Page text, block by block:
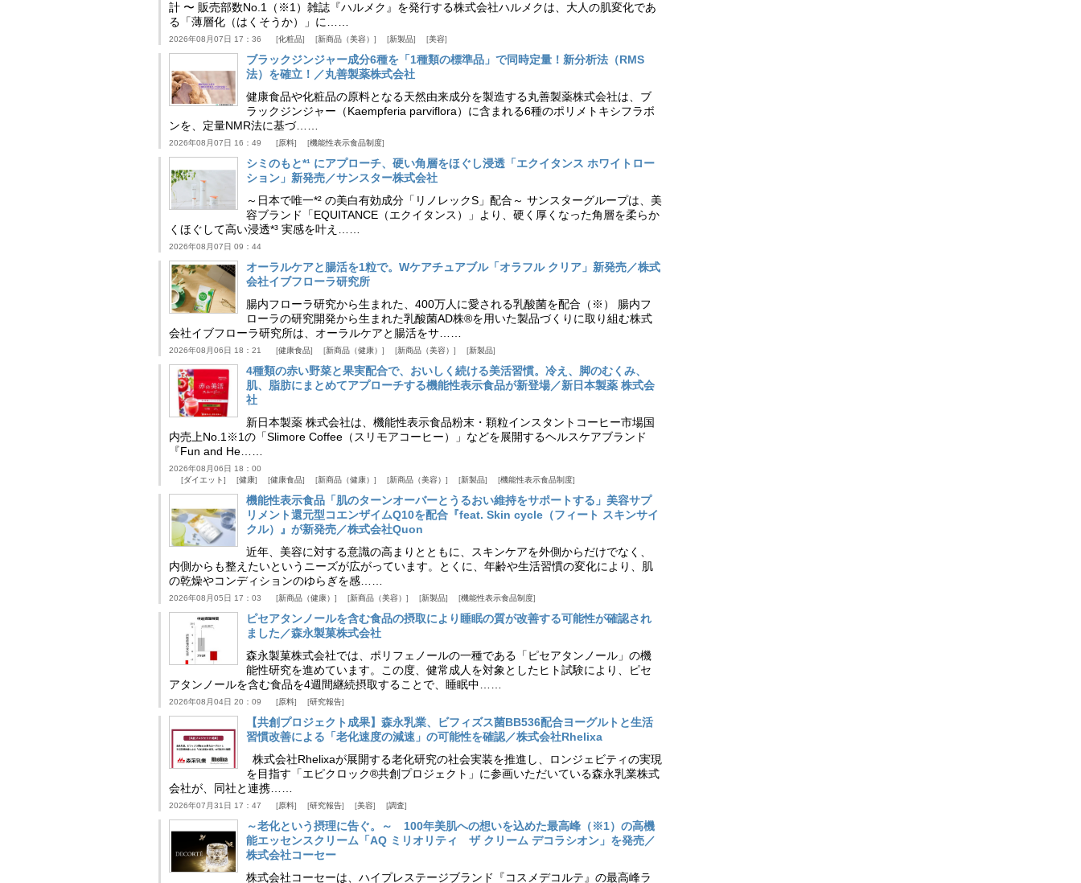
計 〜 販売部数No.1（※1）雑誌『ハルメク』を発行する株式会社ハルメクは、大人の肌変化であ
る「薄層化（はくそうか）」に……
2026年08月07日 17：36 化粧品 新商品（美容） 新製品 美容
ブラックジンジャー成分6種を「1種類の標準品」で同時定量！新分析法（RMS
法）を確立！／丸善製薬株式会社
健康食品や化粧品の原料となる天然由来成分を製造する丸善製薬株式会社は、ブ
ラックジンジャー（Kaempferia parviflora）に含まれる6種のポリメトキシフラボ
ンを、定量NMR法に基づ……
2026年08月07日 16：49 原料 機能性表示食品制度
シミのもと*¹ にアプローチ、硬い角層をほぐし浸透「エクイタンス ホワイトロー
ション」新発売／サンスター株式会社
～日本で唯一*² の美白有効成分「リノレックS」配合～ サンスターグループは、美
容ブランド「EQUITANCE（エクイタンス）」より、硬く厚くなった角層を柔らか
くほぐして高い浸透*³ 実感を叶え……
2026年08月07日 09：44
オーラルケアと腸活を1粒で。Wケアチュアブル「オラフル クリア」新発売／株式
会社イブフローラ研究所
腸内フローラ研究から生まれた、400万人に愛される乳酸菌を配合（※） 腸内フ
ローラの研究開発から生まれた乳酸菌AD株®を用いた製品づくりに取り組む株式
会社イブフローラ研究所は、オーラルケアと腸活をサ……
2026年08月06日 18：21 健康食品 新商品（健康） 新商品（美容） 新製品
4種類の赤い野菜と果実配合で、おいしく続ける美活習慣。冷え、脚のむくみ、
肌、脂肪にまとめてアプローチする機能性表示食品が新登場／新日本製薬 株式会
社
新日本製薬 株式会社は、機能性表示食品粉末・顆粒インスタントコーヒー市場国
内売上No.1※1の「Slimore Coffee（スリモアコーヒー）」などを展開するヘルスケアブランド
『Fun and He……
2026年08月06日 18：00
ダイエット
健康 健康食品 新商品（健康） 新商品（美容） 新製品 機能性表示食品制度
機能性表示食品「肌のターンオーバーとうるおい維持をサポートする」美容サプ
リメント還元型コエンザイムQ10を配合『feat. Skin cycle（フィート スキンサイ
クル）』が新発売／株式会社Quon
近年、美容に対する意識の高まりとともに、スキンケアを外側からだけでなく、
内側からも整えたいというニーズが広がっています。とくに、年齢や生活習慣の変化により、肌
の乾燥やコンディションのゆらぎを感……
2026年08月05日 17：03 新商品（健康） 新商品（美容） 新製品 機能性表示食品制度
ピセアタンノールを含む食品の摂取により睡眠の質が改善する可能性が確認され
ました／森永製菓株式会社
森永製菓株式会社では、ポリフェノールの一種である「ピセアタンノール」の機
能性研究を進めています。この度、健常成人を対象としたヒト試験により、ピセ
アタンノールを含む食品を4週間継続摂取することで、睡眠中……
2026年08月04日 20：09 原料 研究報告
【共創プロジェクト成果】森永乳業、ビフィズス菌BB536配合ヨーグルトと生活
習慣改善による「老化速度の減速」の可能性を確認／株式会社Rhelixa
株式会社Rhelixaが展開する老化研究の社会実装を推進し、ロンジェビティの実現
を目指す「エピクロック®共創プロジェクト」に参画いただいている森永乳業株式
会社が、同社と連携……
2026年07月31日 17：47 原料 研究報告 美容 調査
～老化という摂理に告ぐ。～ 100年美肌への想いを込めた最高峰（※1）の高機
能エッセンスクリーム「AQ ミリオリティ ザ クリーム デコラシオン」を発売／
株式会社コーセー
株式会社コーセーは、ハイプレステージブランド『コスメデコルテ』の最高峰ラ